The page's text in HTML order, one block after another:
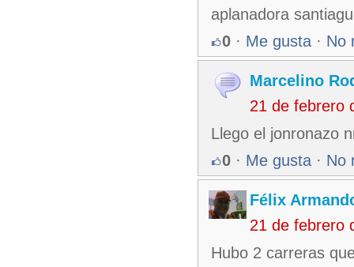
aplanadora
0 · Me gusta · No
Marcelino
21 de febrero
Llego el jonronazo
0 · Me gusta · No
Félix
21 de febrero
Hubo 2 carreras